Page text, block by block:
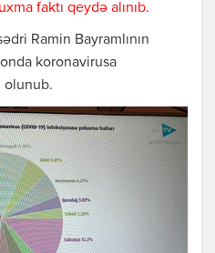
faktı qeydə alınıb.
Ramin Bayramlının
koronavirusa
olunub.